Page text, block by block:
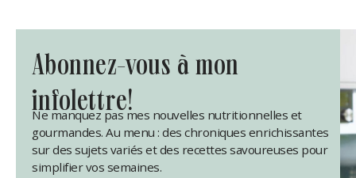
abonnez-vous à mon
infolettre!
Ne manquez pas mes nouvelles nutritionnelles et
gourmandes. Au menu : des chroniques enrichissantes
sur des sujets variés et des recettes savoureuses pour
simplifier vos semaines.